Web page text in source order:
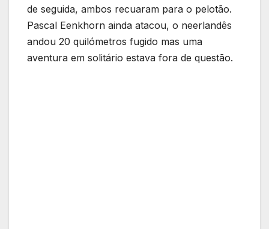
de seguida, ambos recuaram para o pelotão.
Pascal Eenkhorn ainda atacou, o neerlandês
andou 20 quilómetros fugido mas uma
aventura em solitário estava fora de questão.